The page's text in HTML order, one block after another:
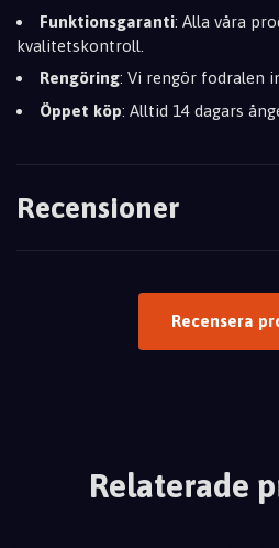
Funktionsgaranti: Alla våra
kvalitetskontroll.
Rengöring: Vi rengör fodralen
Öppet köp: Alltid 14 dagars
Recensioner
Recensera
Relaterade